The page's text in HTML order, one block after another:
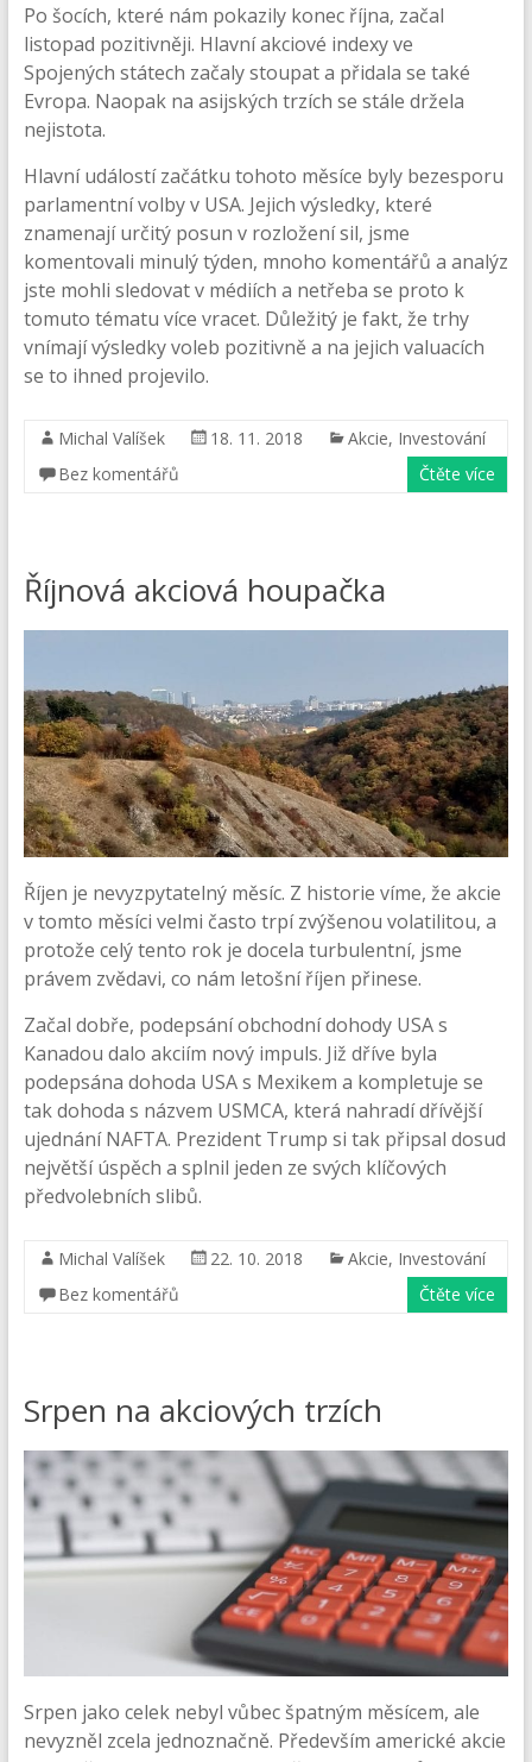
Po šocích, které nám pokazily konec října, začal
listopad pozitivněji. Hlavní akciové indexy ve
Spojených státech začaly stoupat a přidala se také
Evropa. Naopak na asijských trzích se stále držela
nejistota.
Hlavní událostí začátku tohoto měsíce byly bezesporu
parlamentní volby v USA. Jejich výsledky, které
znamenají určitý posun v rozložení sil, jsme
komentovali minulý týden, mnoho komentářů a analýz
jste mohli sledovat v médiích a netřeba se proto k
tomuto tématu více vracet. Důležitý je fakt, že trhy
vnímají výsledky voleb pozitivně a na jejich valuacích
se to ihned projevilo.
Michal Valíšek 18. 11. 2018 Akcie, Investování
Bez komentářů
Čtěte více
Říjnová akciová houpačka
Říjen je nevyzpytatelný měsíc. Z historie víme, že akcie
v tomto měsíci velmi často trpí zvýšenou volatilitou, a
protože celý tento rok je docela turbulentní, jsme
právem zvědavi, co nám letošní říjen přinese.
Začal dobře, podepsání obchodní dohody USA s
Kanadou dalo akciím nový impuls. Již dříve byla
podepsána dohoda USA s Mexikem a kompletuje se
tak dohoda s názvem USMCA, která nahradí dřívější
ujednání NAFTA. Prezident Trump si tak připsal dosud
největší úspěch a splnil jeden ze svých klíčových
předvolebních slibů.
Michal Valíšek 22. 10. 2018 Akcie, Investování
Bez komentářů
Čtěte více
Srpen na akciových trzích
Srpen jako celek nebyl vůbec špatným měsícem, ale
nevyzněl zcela jednoznačně. Především americké akcie